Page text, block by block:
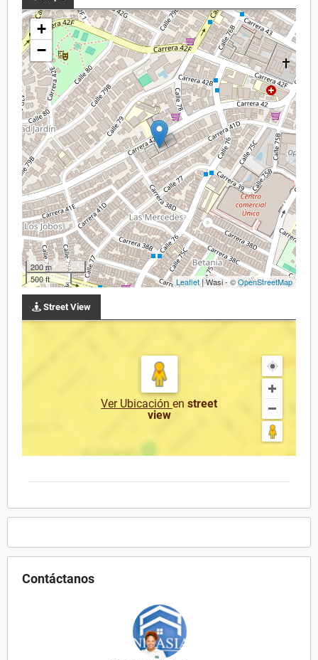
+
−
200 m
500 ft
Leaflet| Wasi - ©OpenStreetMap
Street View
Ver Ubicación en street
view
Contáctanos